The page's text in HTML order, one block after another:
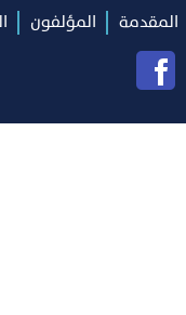
المقدمة المؤلفون